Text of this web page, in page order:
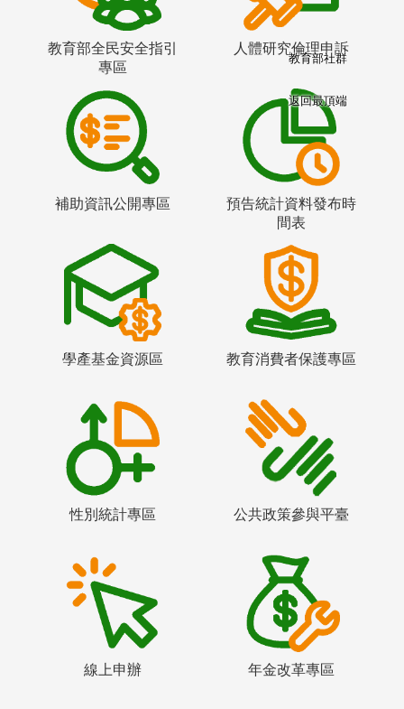
教育部全民安全指引
專區
人體研究倫理申訴
補助資訊公開專區
預告統計資料發布時
間表
學產基金資源區 教育消費者保護專區
性別統計專區 公共政策參與平臺
線上申辦 年金改革專區
教育部社群
返回最頂端